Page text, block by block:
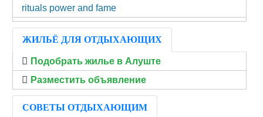
rituals power and fame
ЖИЛЬЁ ДЛЯ ОТДЫХАЮЩИХ
Подобрать жилье в Алуште
Разместить объявление
СОВЕТЫ ОТДЫХАЮЩИМ